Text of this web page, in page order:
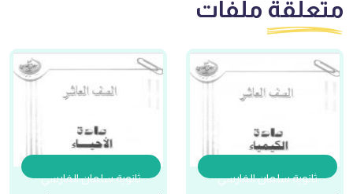
متعلقة ملفات
ثانوية سلمان الفارسي ثانوية سلمان الفارسي